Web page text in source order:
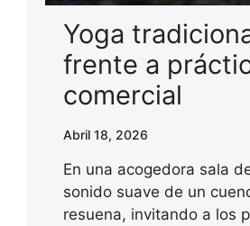
Yoga
frente a
comercial
Abril 18, 2026
En una acogedora sala
sonido suave de un
resuena, invitando a los